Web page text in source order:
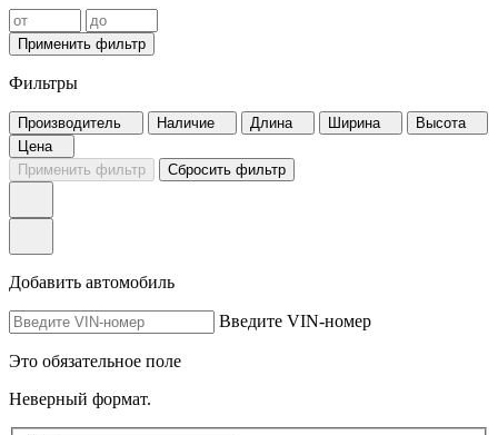
Применить фильтр
Фильтры
Производитель Наличие Длина Ширина
Высота
Цена
Применить фильтр
Сбросить фильтр
Добавить автомобиль
Введите VIN-номер
Это обязательное поле
Неверный формат.